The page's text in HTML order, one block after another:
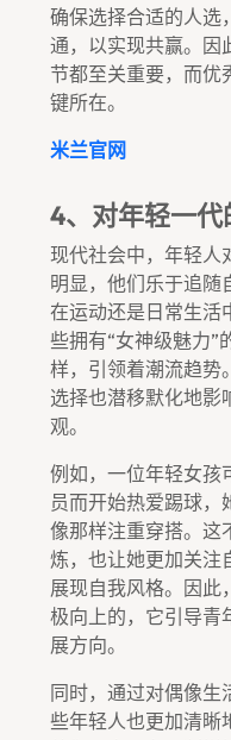
确保选择合适的人选
通，以实现共赢。因
节都至关重要，而优
键所在。
米兰官网
4、对年轻一代
现代社会中，年轻人
明显，他们乐于追随
在运动还是日常生活
些拥有“女神级魅力”
样，引领着潮流趋势
选择也潜移默化地影
观。
例如，一位年轻女孩
员而开始热爱踢球，
像那样注重穿搭。这
炼，也让她更加关注
展现自我风格。因此
极向上的，它引导青
展方向。
同时，通过对偶像生
些年轻人也更加清晰